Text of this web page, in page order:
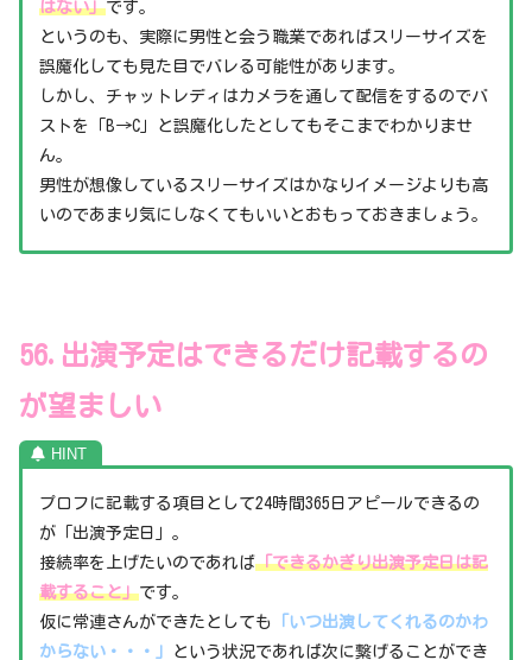
はない」です。
というのも、実際に男性と会う職業であればスリーサイズを
誤魔化しても見た目でバレる可能性があります。
しかし、チャットレディはカメラを通して配信をするのでバ
ストを「B→C」と誤魔化したとしてもそこまでわかりませ
ん。
男性が想像しているスリーサイズはかなりイメージよりも高
いのであまり気にしなくてもいいとおもっておきましょう。
56.出演予定はできるだけ記載するの
が望ましい
プロフに記載する項目として24時間365日アピールできるの
が「出演予定日」。
接続率を上げたいのであれば「できるかぎり出演予定日は記
載すること」です。
仮に常連さんができたとしても 「いつ出演してくれるのかわ
からない・・・」
という状況であれば次に繋げることができ